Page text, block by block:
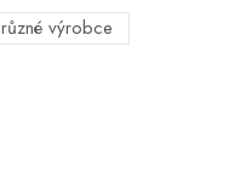
různé výrobce